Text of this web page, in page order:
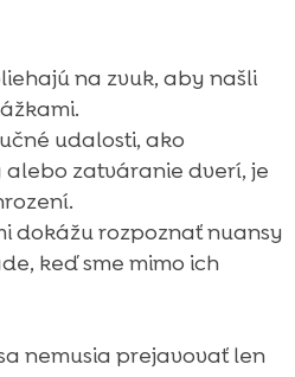
na zvuk, aby našli
udalosti, ako
zatváranie dverí, je
dokážu rozpoznať nuansy
keď sme mimo ich
nemusia prejavovať len